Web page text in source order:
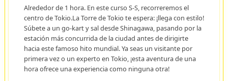
Alrededor de 1 hora. En este curso S-S, recorreremos el
centro de Tokio.La Torre de Tokio te espera: ¡llega con estilo!
Súbete a un go-kart y sal desde Shinagawa, pasando por la
estación más concurrida de la ciudad antes de dirigirte
hacia este famoso hito mundial. Ya seas un visitante por
primera vez o un experto en Tokio, ¡esta aventura de una
hora ofrece una experiencia como ninguna otra!